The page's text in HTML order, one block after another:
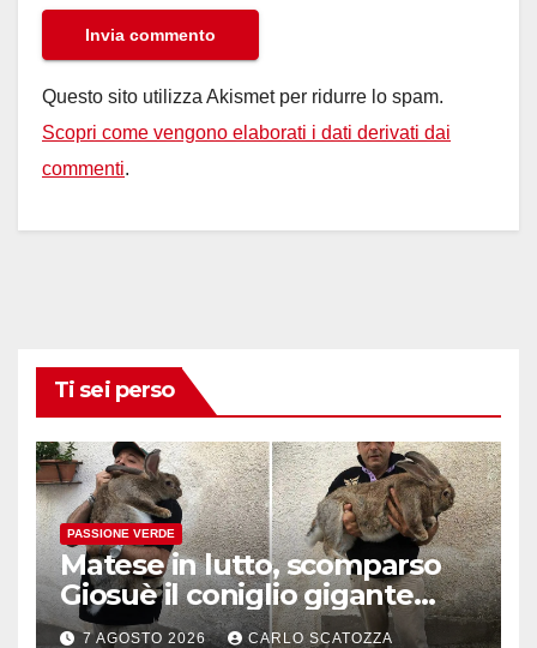
Questo sito utilizza Akismet per ridurre lo spam.
Scopri come vengono elaborati i dati derivati dai
commenti.
Ti sei perso
PASSIONE VERDE
Matese in lutto, scomparso
Giosuè il coniglio gigante
pluripremiato
7 AGOSTO 2026 CARLO SCATOZZA